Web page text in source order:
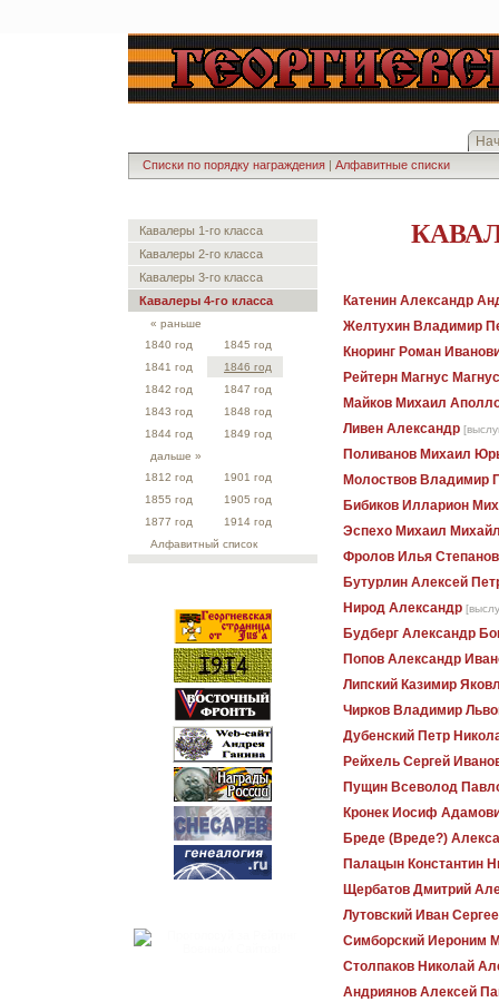
Списки по порядку награждения | Алфавитные списки
Кавалеры 1-го класса
Кавалеры 2-го класса
Кавалеры 3-го класса
Кавалеры 4-го класса
« раньше
1840 год
1845 год
1841 год
1846 год
1842 год
1847 год
1843 год
1848 год
1844 год
1849 год
дальше »
1812 год
1901 год
1855 год
1905 год
1877 год
1914 год
Алфавитный список
Катенин Александр
Желтухин Владимир
Кноринг Роман
Рейтерн Магнус
Майков Михаил
Ливен Александр
Поливанов Михаил
Молоствов Владимир
Бибиков Илларион
Эспехо Михаил
Фролов Илья
Бутурлин Алексей
Нирод Александр
Будберг Александр
Попов Александр
Липский Казимир
Чирков Владимир
Дубенский Петр
Рейхель Сергей
Пущин Всеволод
Кронек Иосиф
Бреде (Вреде?)
Палацын Константин
Щербатов Дмитрий
Лутовский Иван
Симборский Иероним
Столпаков Николай
Андриянов Алексей